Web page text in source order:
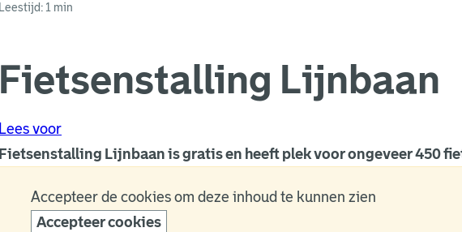
Leestijd: 1 min
Fietsenstalling Lijnbaan
Lees voor
Fietsenstalling Lijnbaan is gratis en heeft plek voor ongeveer 450
Accepteer de cookies om deze inhoud te kunnen zien
Accepteer cookies